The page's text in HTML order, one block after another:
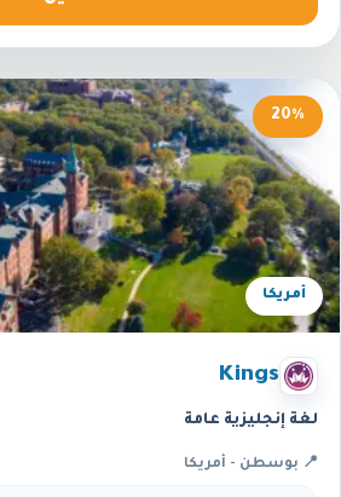
أمريكا
20%
Kings
لغة إنجليزية عامة
📍 بوسطن - أمريكا